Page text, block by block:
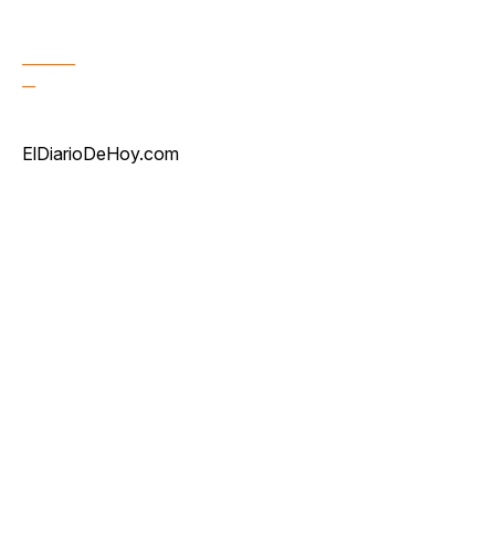
ElDiarioDeHoy.com